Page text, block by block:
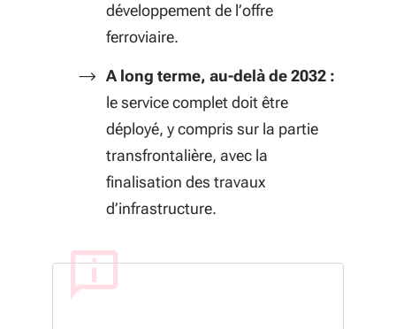
développement de l’offre
ferroviaire.
A long terme, au-delà de 2032 :
le service complet doit être
déployé, y compris sur la partie
transfrontalière, avec la
finalisation des travaux
d’infrastructure.